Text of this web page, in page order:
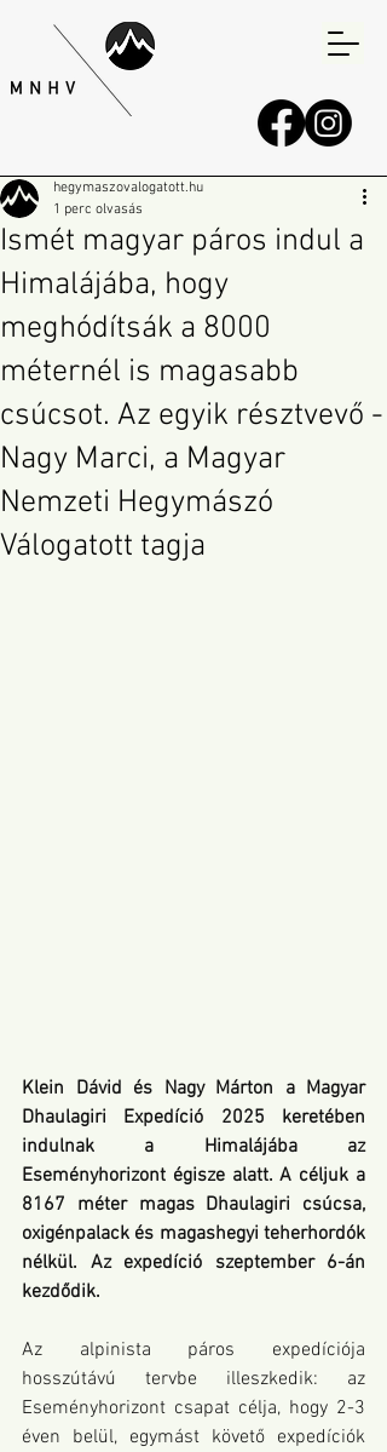
Ismét magyar páros indul a
Himalájába, hogy
meghódítsák a 8000
méternél is magasabb
csúcsot. Az egyik résztvevő -
Nagy Marci, a Magyar
Nemzeti Hegymászó
Válogatott tagja
hegymaszovalogatott.hu
1 perc olvasás
Klein Dávid és Nagy Márton a Magyar
Dhaulagiri Expedíció 2025 keretében
indulnak a Himalájába az
Eseményhorizont égisze alatt. A céljuk a
8167 méter magas Dhaulagiri csúcsa,
oxigénpalack és magashegyi teherhordók
nélkül. Az expedíció szeptember 6-án
kezdődik.
Az alpinista páros expedíciója
hosszútávú tervbe illeszkedik: az
Eseményhorizont csapat célja, hogy 2-3
éven belül, egymást követő expedíciók